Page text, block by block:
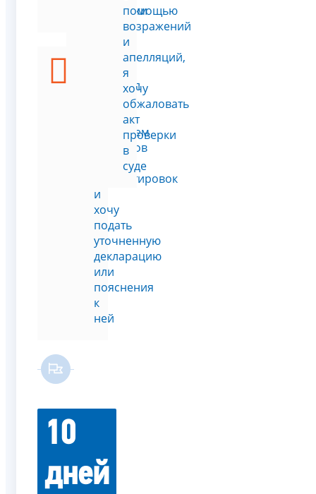
проверки
получил
письмо
перечнем
вопросов
корректировок
и
хочу
подать
уточненную
декларацию
или
пояснения
к
ней
помощью
возражений
и
апелляций,
я
хочу
обжаловать
акт
проверки
в
суде
10
дней